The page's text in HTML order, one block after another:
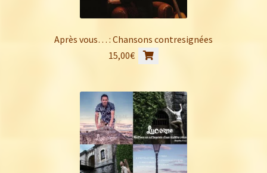
Après vous… : Chansons contresignées
15,00€